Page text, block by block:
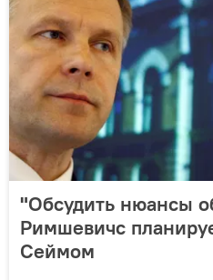
"Обсудить нюансы
Римшевичс
Сеймом